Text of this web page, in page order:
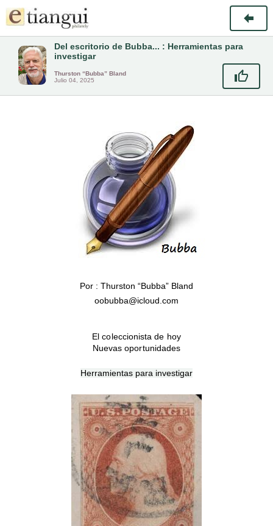
Del escritorio de Bubba... : Herramientas para
investigar
Thurston “Bubba” Bland
Julio 04, 2025
Por : Thurston “Bubba” Bland
oobubba@icloud.com
El coleccionista de hoy
Nuevas oportunidades
Herramientas para investigar